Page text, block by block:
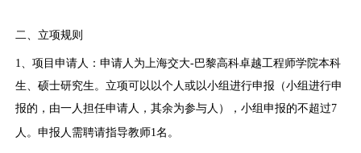
二、立项规则
1、项目申请人：申请人为上海交大-巴黎高科卓越工程师学院本科
生、硕士研究生。立项可以以个人或以小组进行申报（小组进行申
报的，由一人担任申请人，其余为参与人），小组申报的不超过7
人。申报人需聘请指导教师1名。